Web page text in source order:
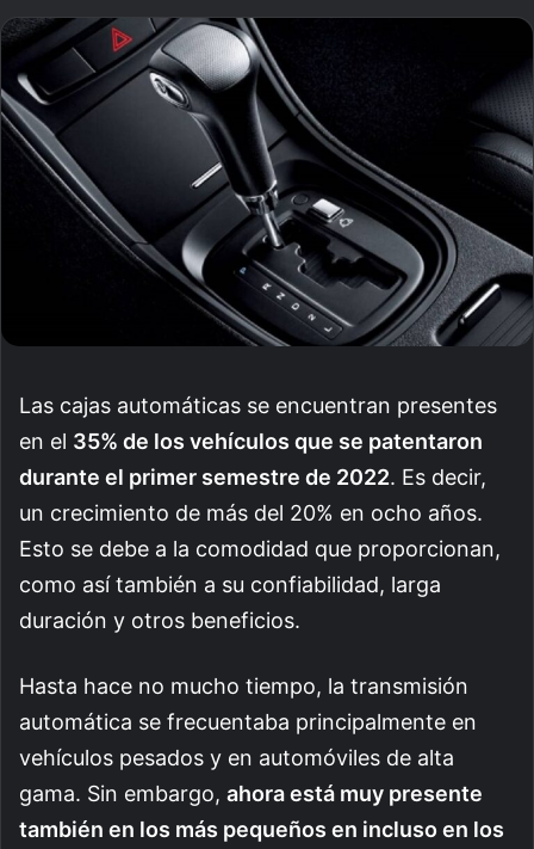
email
Las cajas automáticas se encuentran presentes
en el 35% de los vehículos que se patentaron
durante el primer semestre de 2022. Es decir,
un crecimiento de más del 20% en ocho años.
Esto se debe a la comodidad que proporcionan,
como así también a su confiabilidad, larga
duración y otros beneficios.
Hasta hace no mucho tiempo, la transmisión
automática se frecuentaba principalmente en
vehículos pesados y en automóviles de alta
gama. Sin embargo, ahora está muy presente
también en los más pequeños en incluso en los